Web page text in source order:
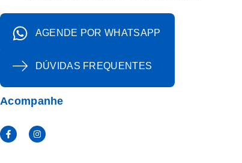
AGENDE POR WHATSAPP
DÚVIDAS FREQUENTES
Acompanhe